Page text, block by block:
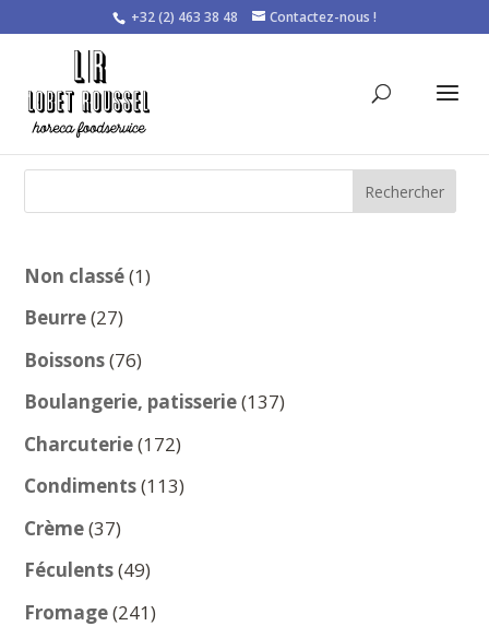
+32 (2) 463 38 48 Contactez-nous !
Rechercher
Non classé 11
Beurre 2727
produits
Boissons 7676
produits
Boulangerie, patisserie 137137
Charcuterie 172172
produits
Condiments 113113
Crème 3737
produits
Féculents 4949
produits
Fromage 241241